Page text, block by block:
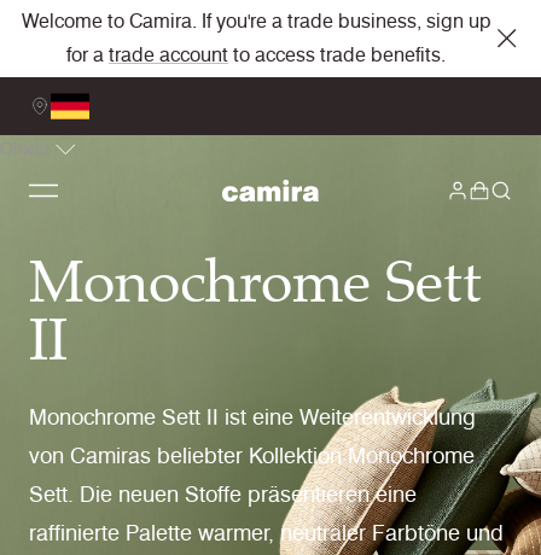
Welcome to Camira. If you're a trade business, sign up
for a trade account to access trade benefits.
Objekt
Monochrome Sett
II
Monochrome Sett II ist eine Weiterentwicklung
von Camiras beliebter Kollektion Monochrome
Sett. Die neuen Stoffe präsentieren eine
raffinierte Palette warmer, neutraler Farbtöne und